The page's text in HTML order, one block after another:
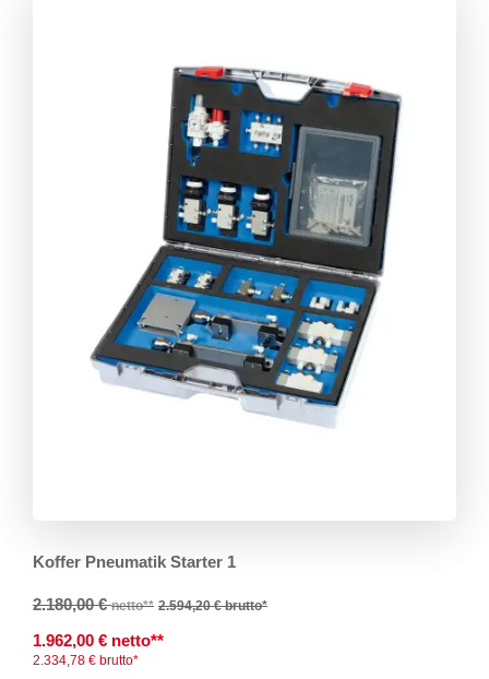
Koffer Pneumatik Starter 1
2.180,00 €netto** 2.594,20 €brutto*
1.962,00 € netto**
2.334,78 € brutto*